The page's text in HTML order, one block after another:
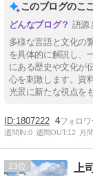
このブログのこ
語源
多様な言語と文化の
を具体的に解説し、
にある歴史や文化が
心を刺激します。資
光景に新たな視点を
1807222 4
週間IN:0 週間OUT:12 月
23 上